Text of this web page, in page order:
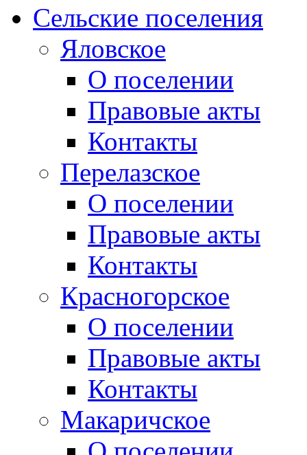
Сельские поселения
Яловское
О поселении
Правовые акты
Контакты
Перелазское
О поселении
Правовые акты
Контакты
Красногорское
О поселении
Правовые акты
Контакты
Макаричское